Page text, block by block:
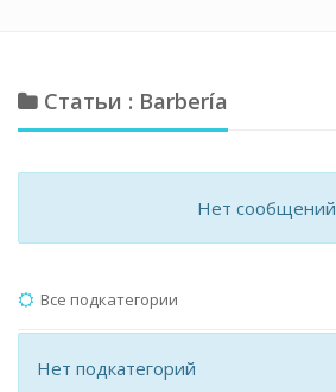
Статьи : Barbería
Нет сообщений
Все подкатегории
Нет подкатегорий